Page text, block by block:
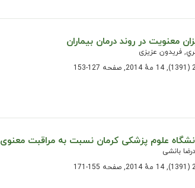
معنويت در روند درمان بيماران
فریدون عزیزی
علوم پزشکی کرمان نسبت به مراقبت معنوی
بانشی